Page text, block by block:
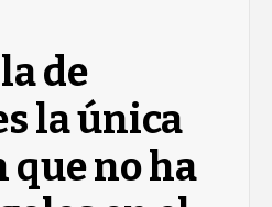
de
la única
que no ha